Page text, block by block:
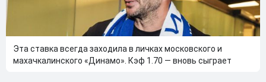
Эта ставка всегда заходила в личках московского и
махачкалинского «Динамо». Кэф 1.70 — вновь сыграет